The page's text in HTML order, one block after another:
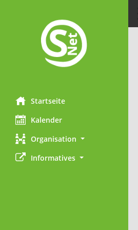
Startseite
Kalender
Organisation
Informatives